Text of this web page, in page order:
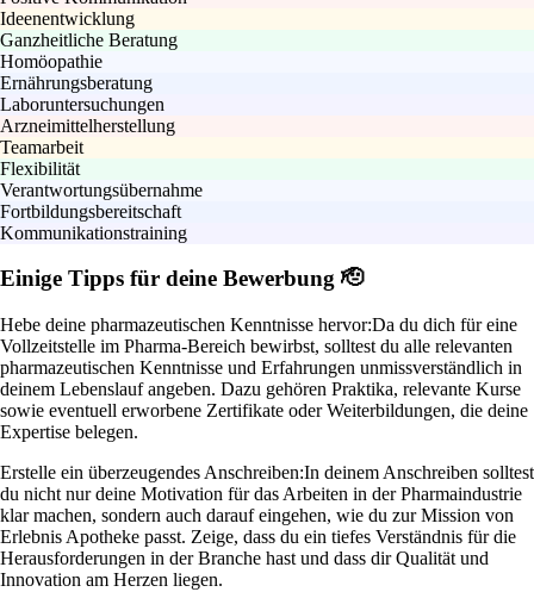
Ideenentwicklung
Ganzheitliche Beratung
Homöopathie
Ernährungsberatung
Laboruntersuchungen
Arzneimittelherstellung
Teamarbeit
Flexibilität
Verantwortungsübernahme
Fortbildungsbereitschaft
Kommunikationstraining
Einige Tipps für deine Bewerbung 🫡
Hebe deine pharmazeutischen Kenntnisse hervor:Da du dich für eine
Vollzeitstelle im Pharma-Bereich bewirbst, solltest du alle relevanten
pharmazeutischen Kenntnisse und Erfahrungen unmissverständlich in
deinem Lebenslauf angeben. Dazu gehören Praktika, relevante Kurse
sowie eventuell erworbene Zertifikate oder Weiterbildungen, die deine
Expertise belegen.
Erstelle ein überzeugendes Anschreiben:In deinem Anschreiben solltest
du nicht nur deine Motivation für das Arbeiten in der Pharmaindustrie
klar machen, sondern auch darauf eingehen, wie du zur Mission von
Erlebnis Apotheke passt. Zeige, dass du ein tiefes Verständnis für die
Herausforderungen in der Branche hast und dass dir Qualität und
Innovation am Herzen liegen.